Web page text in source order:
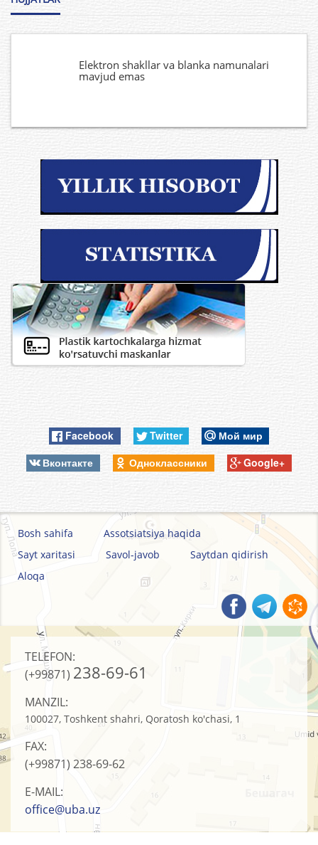
Elektron shakllar va blanka namunalari
mavjud emas
Facebook Twitter
Мой мир
Вконтакте
Одноклассники Google+
Bosh sahifa
Assotsiatsiya haqida
Sayt xaritasi
Savol-javob
Saytdan qidirish
Aloqa
TELEFON:
(+99871) 238-69-61
MANZIL:
100027, Toshkent shahri, Qoratosh ko'chasi, 1
FAX:
(+99871) 238-69-62
E-MAIL:
office@uba.uz